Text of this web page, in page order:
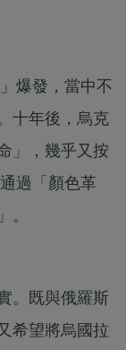
爆發，當中不
十年後，烏克
」，幾乎又按
過「顏色革
。
。既與俄羅斯
希望將烏國拉